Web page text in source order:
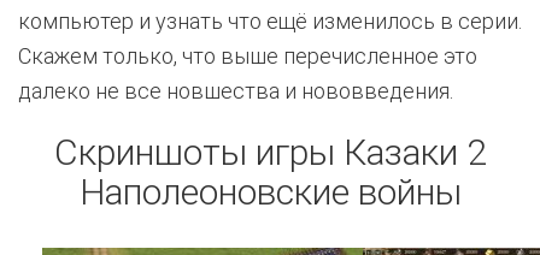
компьютер и узнать что ещё изменилось в серии.
Скажем только, что выше перечисленное это
далеко не все новшества и нововведения.
Скриншоты игры Казаки 2
Наполеоновские войны